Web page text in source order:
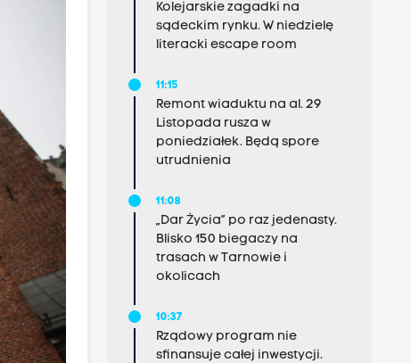
Kolejarskie zagadki na
sądeckim rynku. W niedzielę
literacki escape room
11:15
Remont wiaduktu na al. 29
Listopada rusza w
poniedziałek. Będą spore
utrudnienia
11:08
„Dar Życia” po raz jedenasty.
Blisko 150 biegaczy na
trasach w Tarnowie i
okolicach
10:37
Rządowy program nie
sfinansuje całej inwestycji.